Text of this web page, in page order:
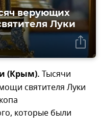
верующих
Луки
(Крым). Тысячи
святителя Луки
которые были